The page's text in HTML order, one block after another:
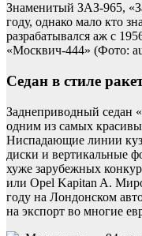
Знаменитый ЗАЗ-965,
году, однако мало кто
разрабатывался аж с
«Москвич-444» (Фото:
Седан в стиле
Заднеприводный седан
одним из самых
Ниспадающие линии
диски и вертикальные
хуже зарубежных
или Opel Kapitan A.
году на Лондонском
на экспорт во многие